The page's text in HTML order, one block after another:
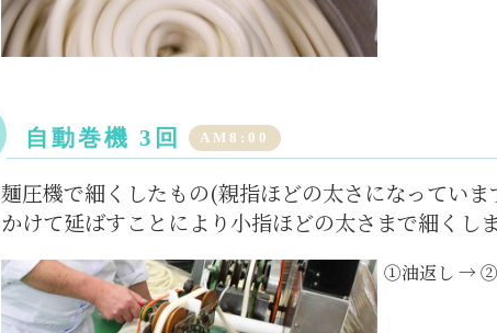
自動巻機 3回 AM8:00
麺圧機で細くしたもの(親指ほどの太さになってい
かけて延ばすことにより小指ほどの太さまで細くしま
①油返し → ②